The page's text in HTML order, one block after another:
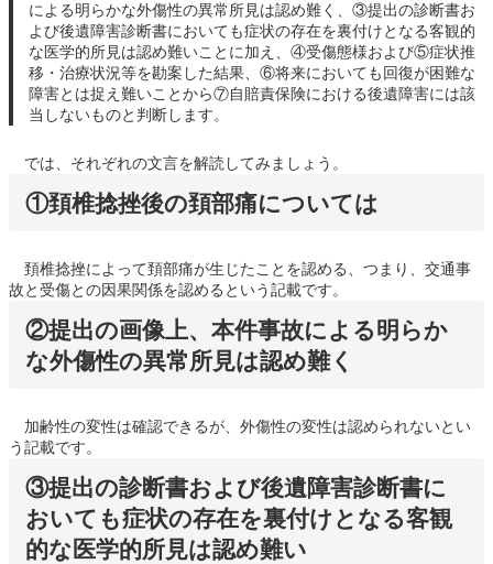
による明らかな外傷性の異常所見は認め難く、③提出の診断書お
よび後遺障害診断書においても症状の存在を裏付けとなる客観的
な医学的所見は認め難いことに加え、④受傷態様および⑤症状推
移・治療状況等を勘案した結果、⑥将来においても回復が困難な
障害とは捉え難いことから⑦自賠責保険における後遺障害には該
当しないものと判断します。
では、それぞれの文言を解読してみましょう。
①頚椎捻挫後の頚部痛については
頚椎捻挫によって頚部痛が生じたことを認める、つまり、交通事
故と受傷との因果関係を認めるという記載です。
②提出の画像上、本件事故による明らか
な外傷性の異常所見は認め難く
加齢性の変性は確認できるが、外傷性の変性は認められないとい
う記載です。
③提出の診断書および後遺障害診断書に
おいても症状の存在を裏付けとなる客観
的な医学的所見は認め難い